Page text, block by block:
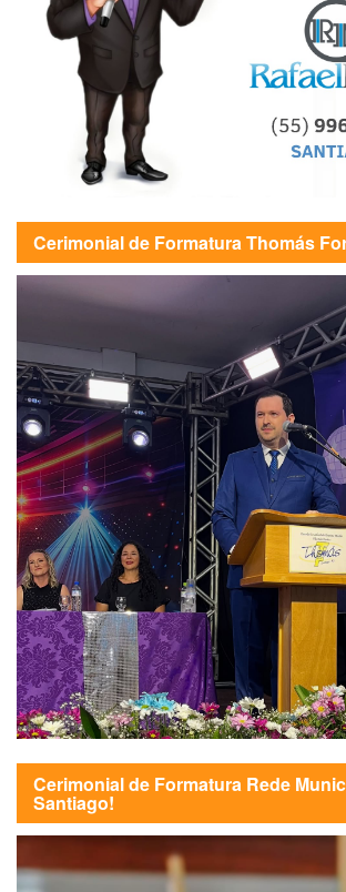
Cerimonial de Formatura Thomás
Cerimonial de Formatura Rede
Santiago!